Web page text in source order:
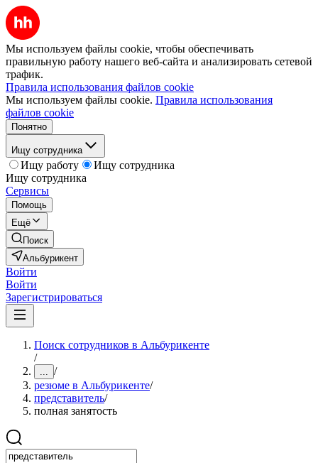
Мы используем файлы cookie, чтобы обеспечивать
правильную работу нашего веб-сайта и анализировать сетевой
трафик.
Правила использования файлов cookie
Мы используем файлы cookie. Правила использования
файлов cookie
Понятно
Ищу сотрудника
Ищу работу
Ищу сотрудника
Ищу сотрудника
Сервисы
Помощь
Ещё
Поиск
Альбурикент
Войти
Войти
Зарегистрироваться
Поиск сотрудников в Альбурикенте
/
... /
резюме в Альбурикенте/
представитель/
полная занятость